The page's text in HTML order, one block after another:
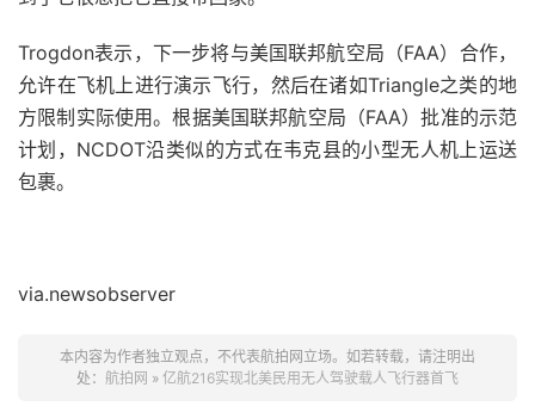
Trogdon表示，下一步将与美国联邦航空局（FAA）合作，
允许在飞机上进行演示飞行，然后在诸如Triangle之类的地
方限制实际使用。根据美国联邦航空局（FAA）批准的示范
计划，NCDOT沿类似的方式在韦克县的小型无人机上运送
包裹。
via.newsobserver
本内容为作者独立观点，不代表航拍网立场。如若转载，请注明出
处： 航拍网 » 亿航216实现北美民用无人驾驶载人飞行器首飞